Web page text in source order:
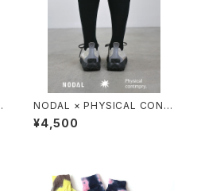
NODAL × PHYSICAL CONT
MPRY.
¥4,500